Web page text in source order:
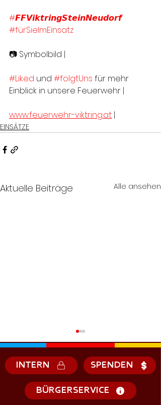
#𝙁𝙁𝙑𝙞𝙠𝙩𝙧𝙞𝙣𝙜𝙎𝙩𝙚𝙞𝙣𝙉𝙚𝙪𝙙𝙤𝙧𝙛
#fürSieImEinsatz
📷 Symbolbild |
#Liked und #folgtUns für mehr
Einblick in unsere Feuerwehr |
www.feuerwehr-viktring.at |
EINSÄTZE
Aktuelle Beiträge Alle ansehen
INTERN SPENDEN
BÜRGERSERVICE